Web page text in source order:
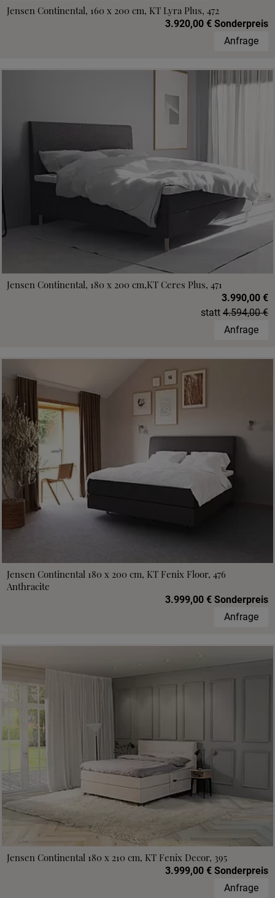
Jensen Continental, 160 x 200 cm, KT Lyra Plus, 472
3.920,00 € Sonderpreis
Anfrage
Jensen Continental, 180 x 200 cm,KT Ceres Plus, 471
3.990,00 €
statt 4.594,00 €
Anfrage
Jensen Continental 180 x 200 cm, KT Fenix Floor, 476
Anthracite
3.999,00 € Sonderpreis
Anfrage
Jensen Continental 180 x 210 cm, KT Fenix Decor, 395
3.999,00 € Sonderpreis
Anfrage